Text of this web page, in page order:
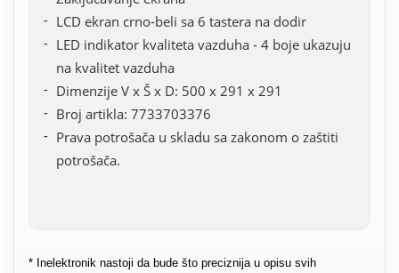
LCD ekran crno-beli sa 6 tastera na dodir
LED indikator kvaliteta vazduha - 4 boje ukazuju
na kvalitet vazduha
Dimenzije V x Š x D: 500 x 291 x 291
Broj artikla: 7733703376
Prava potrošača u skladu sa zakonom o zaštiti
potrošača.
* Inelektronik nastoji da bude što preciznija u opisu svih